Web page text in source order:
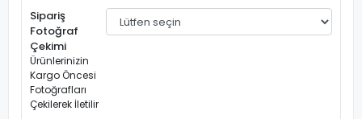
Sipariş
Fotoğraf
Çekimi
Ürünlerinizin
Kargo Öncesi
Fotoğrafları
Çekilerek İletilir